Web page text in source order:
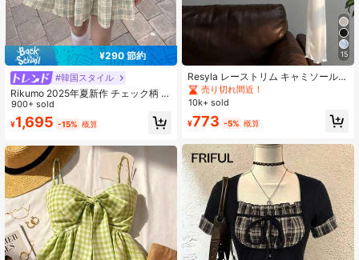
¥290 節約
#韓国スタイル
Rikumo 2025年夏新作 チェック柄 万
能 レディース カジュアル ミニマリ
ストキャミソール
900+ sold
¥1,695 -15% 概算
15
Resyla レーストリム キャミソールド
レスカバーアップ、長袖ニットシア
ーカバーアップトップ レディース、
に シアー デイリーシャツ
売り切れ間近！
#1 ベストセラー
売り切れ間近！
#1 ベストセラー
売り切れ間近！
#1 ベストセラー
売り切れ間近！
10k+ sold
¥773 -5% 概算